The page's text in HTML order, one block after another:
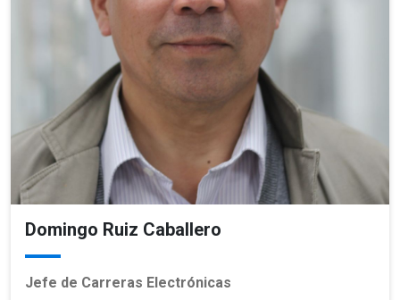
Domingo Ruiz Caballero
Jefe de Carreras Electrónicas